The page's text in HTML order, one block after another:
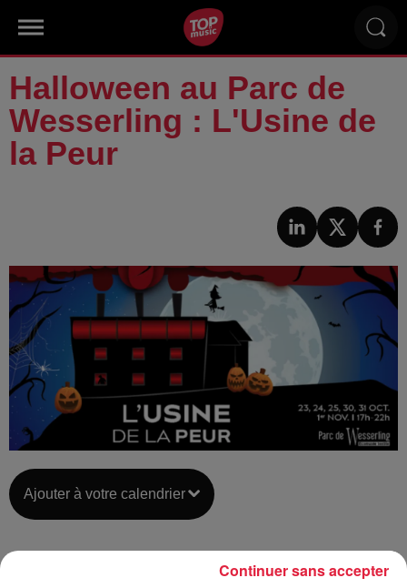
Halloween au Parc de
Wesserling : L'Usine de
la Peur
Ajouter à votre calendrier
23 octobre 2020 à 0h00
Continuer sans accepter